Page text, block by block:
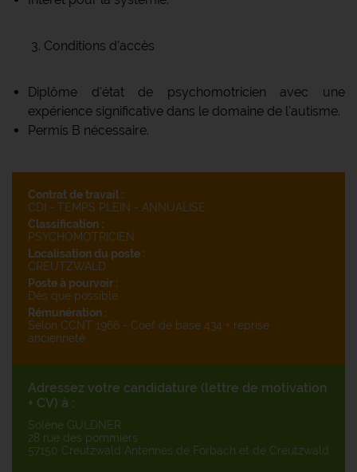
3. Conditions d'accès
Diplôme d'état de psychomotricien avec une
expérience significative dans le domaine de l'autisme.
Permis B nécessaire.
Contrat de travail :
CDI - TEMPS PLEIN - ANNUALISE
Classification :
PSYCHOMOTRICIEN
Localisation du poste :
CREUTZWALD
Poste à pourvoir :
Dès que possible
Rémunération :
Selon CCNT 1966 - Coef de base 434 + reprise
ancienneté
Adressez votre candidature (lettre de motivation
+ CV) à :
Solène GULDNER
28 rue des pommiers
57150 Creutzwald Antennes de Forbach et de Creutzwald